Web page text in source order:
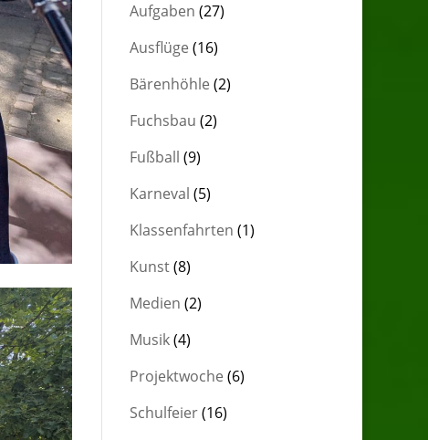
Aufgaben (27)
Ausflüge (16)
Bärenhöhle (2)
Fuchsbau (2)
Fußball (9)
Karneval (5)
Klassenfahrten (1)
Kunst(8)
Medien (2)
Musik(4)
Projektwoche (6)
Schulfeier(16)